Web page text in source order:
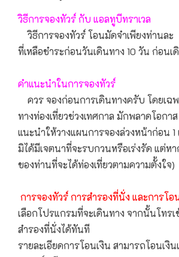
วิธีการจองทัวร์ กับ แอลทูบีทราเวล
วิธีการจองทัวร์ โอนมัดจำเพียงท่านล
ที่เหลือชำระก่อนวันเดินทาง 10 วัน ก่อนเ
คำแนะนำในการจองทัวร์
ควร จองก่อนการเดินทางครับ โดยเฉ
ทางท่องเที่ยวช่วงเทศกาล มักพลาดโอกา
แนะนำให้วางแผนการจองล่วงหน้าก่อน 1
มิได้มีเจตนาที่จะรบกวนหรือเร่งรัด แต่ห
ของท่านที่จะได้ท่องเที่ยวตามความตั้งใจ)
การจองทัวร์ การสำรองที่นั่ง และการโอ
เลือกโปรแกรมที่จะเดินทาง จากนั้นโทรเ
สำรองที่นั่งได้ทันที
รายละเอียดการโอนเงิน สามารถโอนเงิ